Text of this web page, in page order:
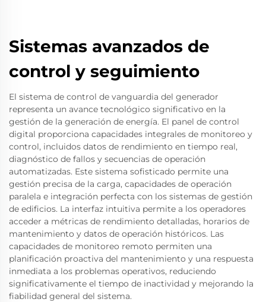
Sistemas avanzados de
control y seguimiento
El sistema de control de vanguardia del generador
representa un avance tecnológico significativo en la
gestión de la generación de energía. El panel de control
digital proporciona capacidades integrales de monitoreo y
control, incluidos datos de rendimiento en tiempo real,
diagnóstico de fallos y secuencias de operación
automatizadas. Este sistema sofisticado permite una
gestión precisa de la carga, capacidades de operación
paralela e integración perfecta con los sistemas de gestión
de edificios. La interfaz intuitiva permite a los operadores
acceder a métricas de rendimiento detalladas, horarios de
mantenimiento y datos de operación históricos. Las
capacidades de monitoreo remoto permiten una
planificación proactiva del mantenimiento y una respuesta
inmediata a los problemas operativos, reduciendo
significativamente el tiempo de inactividad y mejorando la
fiabilidad general del sistema.